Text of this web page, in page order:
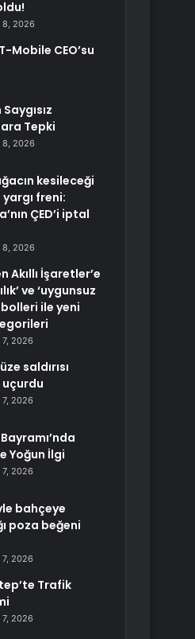
8, 2026
Mobile CEO’su
Tepki
8, 2026
kesileceği
freni:
ÇED’i iptal
8, 2026
Akıllı İşaretler’e
ve ‘uygunsuz
ile yeni
2026
saldırısı
2026
Yoğun İlgi
2026
bahçeye
poza beğeni
2026
Trafik
2026